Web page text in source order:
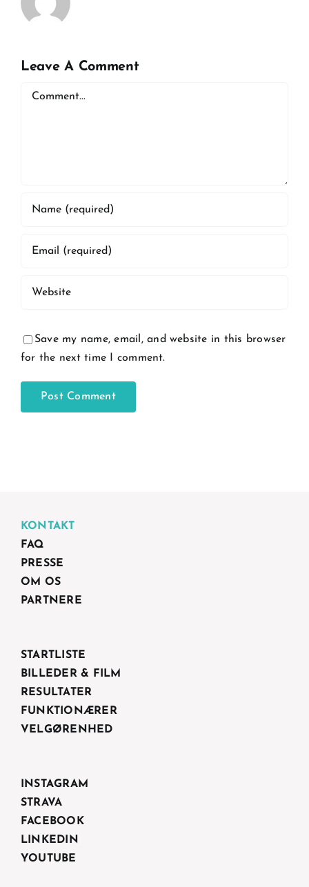
Leave A Comment
Comment
Save my name, email, and website in this browser
for the next time I comment.
KONTAKT
FAQ
PRESSE
OM OS
PARTNERE
STARTLISTE
BILLEDER & FILM
RESULTATER
FUNKTIONÆRER
VELGØRENHED
INSTAGRAM
STRAVA
FACEBOOK
LINKEDIN
YOUTUBE